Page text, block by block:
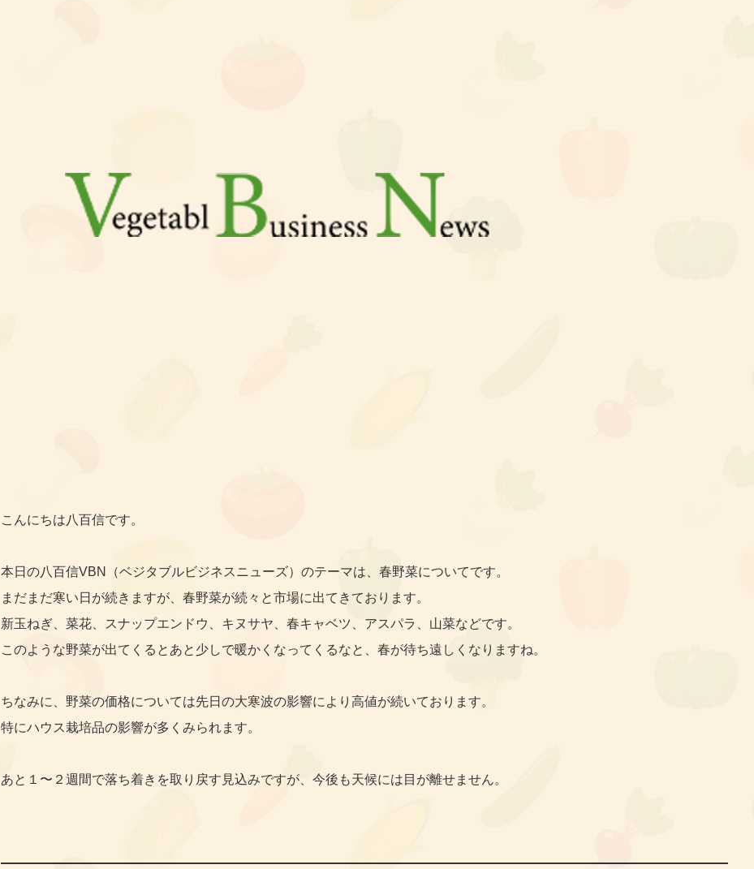
こんにちは八百信です。
本日の八百信VBN（ベジタブルビジネスニューズ）のテーマは、春野菜についてです。
まだまだ寒い日が続きますが、春野菜が続々と市場に出てきております。
新玉ねぎ、菜花、スナップエンドウ、キヌサヤ、春キャベツ、アスパラ、山菜などです。
このような野菜が出てくるとあと少しで暖かくなってくるなと、春が待ち遠しくなりますね。
ちなみに、野菜の価格については先日の大寒波の影響により高値が続いております。
特にハウス栽培品の影響が多くみられます。
あと１〜２週間で落ち着きを取り戻す見込みですが、今後も天候には目が離せません。